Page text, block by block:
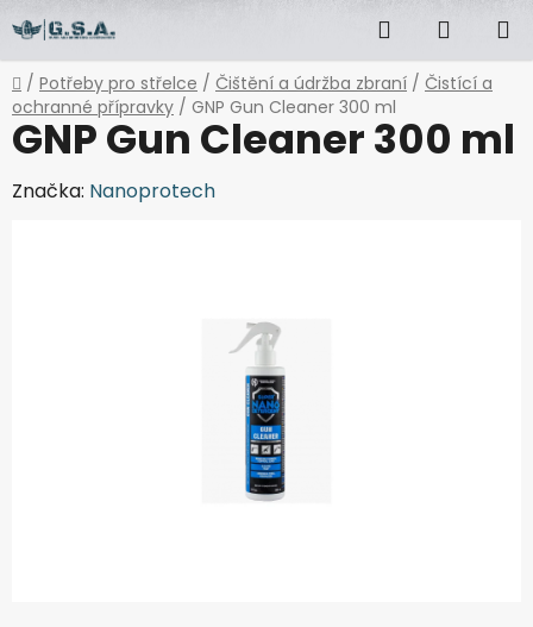
na
obsah
Hledat
KOŠÍK
Domů
/ Potřeby pro střelce / Čištění a údržba zbraní / Čistící a
ochranné přípravky / GNP Gun Cleaner 300 ml
GNP Gun Cleaner 300 ml
Značka: Nanoprotech